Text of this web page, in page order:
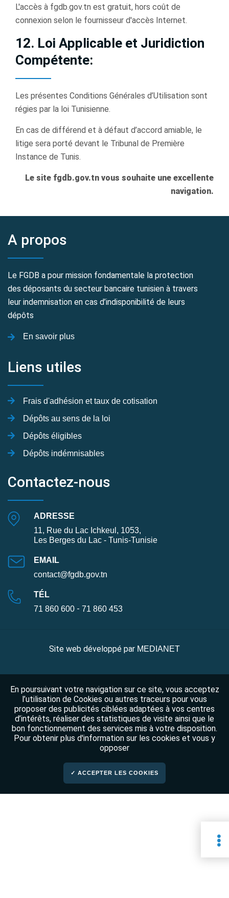
L'accès à fgdb.gov.tn est gratuit, hors coût de
connexion selon le fournisseur d'accès Internet.
12. Loi Applicable et Juridiction
Compétente:
Les présentes Conditions Générales d’Utilisation sont
régies par la loi Tunisienne.
En cas de différend et à défaut d’accord amiable, le
litige sera porté devant le Tribunal de Première
Instance de Tunis.
Le site fgdb.gov.tn vous souhaite une excellente
navigation.
A propos
Le FGDB a pour mission fondamentale la protection
des déposants du secteur bancaire tunisien à travers
leur indemnisation en cas d’indisponibilité de leurs
dépôts
En savoir plus
Liens utiles
Frais d'adhésion et taux de cotisation
Dépôts au sens de la loi
Dépôts éligibles
Dépôts indémnisables
Contactez-nous
ADRESSE
11, Rue du Lac Ichkeul, 1053,
Les Berges du Lac - Tunis-Tunisie
EMAIL
contact@fgdb.gov.tn
TÉL
71 860 600 - 71 860 453
Site web développé par MEDIANET
En poursuivant votre navigation sur ce site, vous acceptez
l’utilisation de Cookies ou autres traceurs pour vous
proposer des publicités ciblées adaptées à vos centres
d’intérêts, réaliser des statistiques de visite ainsi que le
bon fonctionnement des services mis à votre disposition.
Pour obtenir plus d'information sur les cookies et vous y
opposer
✓ ACCEPTER LES COOKIES